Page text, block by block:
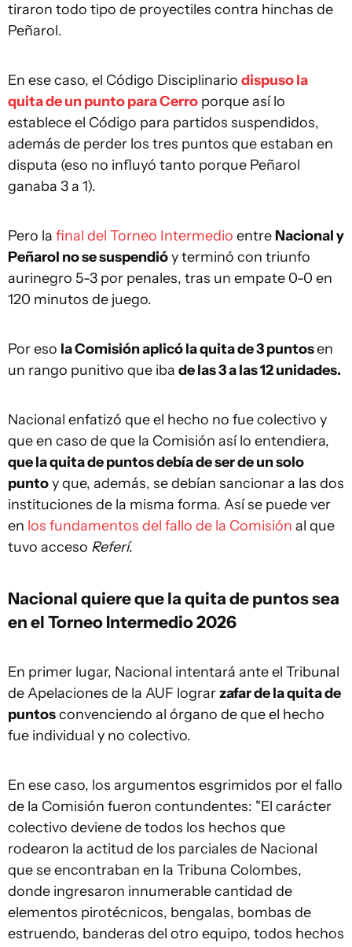
tiraron todo tipo de proyectiles contra hinchas de
Peñarol.
En ese caso, el Código Disciplinario dispuso la
quita de un punto para Cerro porque así lo
establece el Código para partidos suspendidos,
además de perder los tres puntos que estaban en
disputa (eso no influyó tanto porque Peñarol
ganaba 3 a 1).
Pero la final del Torneo Intermedio entre Nacional y
Peñarol no se suspendióy terminó con triunfo
aurinegro 5-3 por penales, tras un empate 0-0 en
120 minutos de juego.
Por eso la Comisión aplicó la quita de 3 puntosen
un rango punitivo que iba de las 3 a las 12 unidades.
Nacional enfatizó que el hecho no fue colectivo y
que en caso de que la Comisión así lo entendiera,
que la quita de puntos debía de ser de un solo
puntoy que, además, se debían sancionar a las dos
instituciones de la misma forma. Así se puede ver
en los fundamentos del fallo de la Comisión al que
tuvo acceso Referí.
Nacional quiere que la quita de puntos sea
en el Torneo Intermedio 2026
En primer lugar, Nacional intentará ante el Tribunal
de Apelaciones de la AUF lograrzafar de la quita de
puntosconvenciendo al órgano de que el hecho
fue individual y no colectivo.
En ese caso, los argumentos esgrimidos por el fallo
de la Comisión fueron contundentes: "El carácter
colectivo deviene de todos los hechos que
rodearon la actitud de los parciales de Nacional
que se encontraban en la Tribuna Colombes,
donde ingresaron innumerable cantidad de
elementos pirotécnicos, bengalas, bombas de
estruendo, banderas del otro equipo, todos hechos